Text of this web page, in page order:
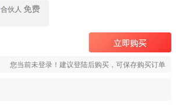
合伙人 免费
立即购买
您当前未登录！建议登陆后购买，可保存购买订单